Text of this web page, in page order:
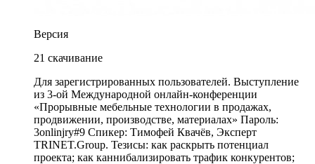
Версия
21 скачивание
Для зарегистрированных пользователей. Выступление
из 3-ой Международной онлайн-конференции
«Прорывные мебельные технологии в продажах,
продвижении, производстве, материалах» Пароль:
3onlinjry#9 Спикер: Тимофей Квачёв, Эксперт
TRINET.Group. Тезисы: как раскрыть потенциал
проекта; как каннибализировать трафик конкурентов;